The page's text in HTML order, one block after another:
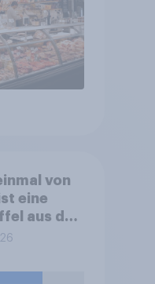
von
eine
aus den
zum